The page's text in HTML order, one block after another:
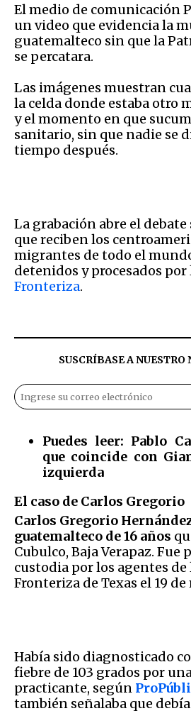
El medio de comunicación
un video que evidencia la
guatemalteco sin que la
se percatara.
Las imágenes muestran
la celda donde estaba otro
y el momento en que
sanitario, sin que nadie se
tiempo después.
La grabación abre el
que reciben los
migrantes de todo el
detenidos y procesados por
Fronteriza.
SUSCRÍBASE A NUESTRO
Puedes leer: Pablo
que coincide con
izquierda
El caso de Carlos Gregorio
Carlos Gregorio
guatemalteco de 16 años
Cubulco, Baja Verapaz. Fue
custodia por los agentes
Fronteriza de Texas el 19 de
Había sido diagnosticado
fiebre de 103 grados por
practicante, según
también señalaba que